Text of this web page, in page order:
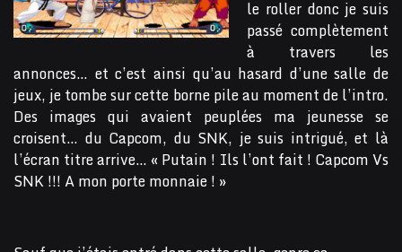
le roller donc je suis
passé complètement
à travers les
annonces… et c’est ainsi qu’au hasard d’une salle de
jeux, je tombe sur cette borne pile au moment de l’intro.
Des images qui avaient peuplées ma jeunesse se
croisent… du Capcom, du SNK, je suis intrigué, et là
l’écran titre arrive… « Putain ! Ils l’ont fait ! Capcom Vs
SNK !!! A mon porte monnaie ! »